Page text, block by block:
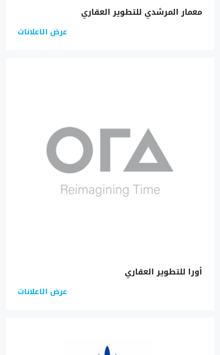
معمار المرشدي للتطوير العقاري
عرض الاعلانات
أورا للتطوير العقاري
عرض الاعلانات